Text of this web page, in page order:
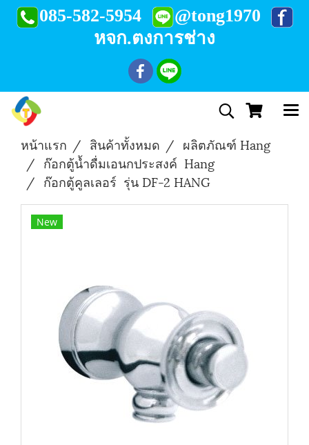
085-582-5954
@tong1970
หจก.ตงการช่าง
หน้าแรก สินค้าทั้งหมด
ผลิตภัณฑ์ Hang
ก๊อกตู้น้ำดื่มเอนกประสงค์ Hang
ก๊อกตู้คูลเลอร์ รุ่น DF-2 HANG
New